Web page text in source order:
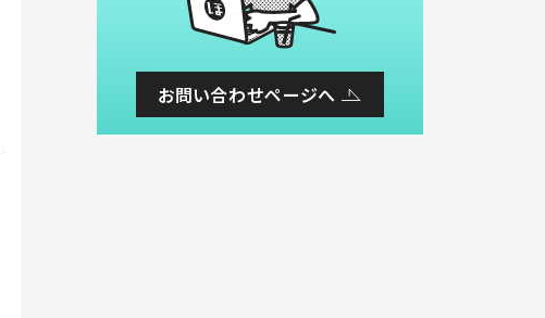
お問い合わせページへ